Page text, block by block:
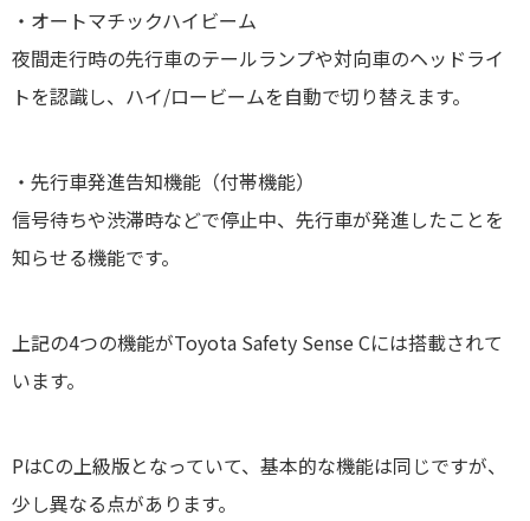
・オートマチックハイビーム
夜間走行時の先行車のテールランプや対向車のヘッドライ
トを認識し、ハイ/ロービームを自動で切り替えます。
・先行車発進告知機能（付帯機能）
信号待ちや渋滞時などで停止中、先行車が発進したことを
知らせる機能です。
上記の4つの機能がToyota Safety Sense Cには搭載されて
います。
PはCの上級版となっていて、基本的な機能は同じですが、
少し異なる点があります。